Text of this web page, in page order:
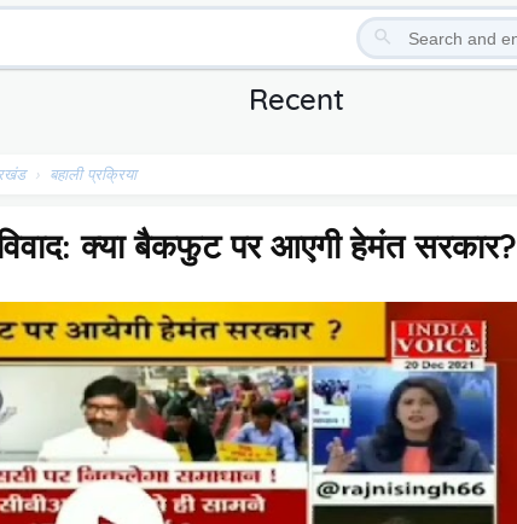
Recent
› बहाली प्रक्रिया
क्या बैकफुट पर आएगी हेमंत सरकार?